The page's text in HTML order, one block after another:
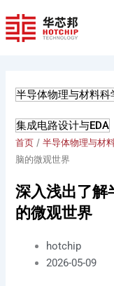
至
内
半导体物理与材料科
集成电路设计与EDA
首页 /半导体物理与材
脑的微观世界
深入浅出了解
的微观世界
hotchip
2026-05-09